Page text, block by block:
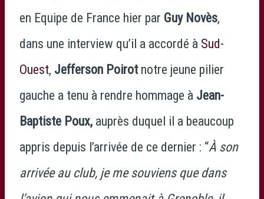
en Equipe de France hier par Guy Novès,
dans une interview qu’il a accordé à Sud-
Ouest, Jefferson Poirotnotre jeune pilier
gauche a tenu à rendre hommage à Jean-
Baptiste Poux, auprès duquel il a beaucoup
appris depuis l’arrivée de ce dernier : “À son
arrivée au club, je me souviens que dans